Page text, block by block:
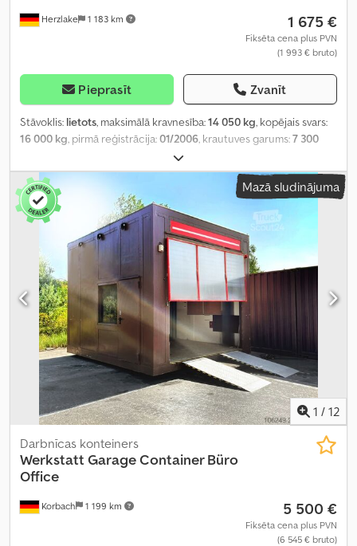
Herzlake 1 183 km 1 675 €
Fiksēta cena plus PVN
(1 993 € bruto)
Pieprasīt Zvanīt
Stāvoklis: lietots, maksimālā kravnesība:14 050 kg, kopējais svars:
16 000 kg, pirmā reģistrācija:01/2006, krautuves garums:7 300
, iekraušanas vietas platums:2 480 mm
augstums:2 525 mm, kopējais garums:7 450 mm, kopējais
platums:
2 750 mm, Ražošanas gads:
2006,
Mazā sludinājuma
1 / 12
Korbach 1 199 km
Darbnīcas konteiners
Werkstatt Garage Container Büro
Office
5 500 €
Fiksēta cena plus PVN
(6 545 € bruto)